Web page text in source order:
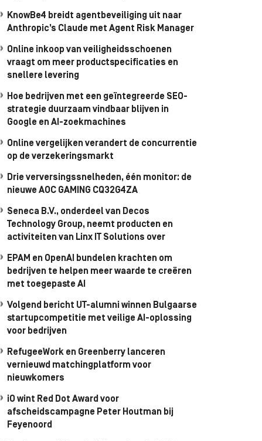
KnowBe4 breidt agentbeveiliging uit naar
Anthropic’s Claude met Agent Risk Manager
Online inkoop van veiligheidsschoenen
vraagt om meer productspecificaties en
snellere levering
Hoe bedrijven met een geïntegreerde SEO-
strategie duurzaam vindbaar blijven in
Google en AI-zoekmachines
Online vergelijken verandert de concurrentie
op de verzekeringsmarkt
Drie verversingssnelheden, één monitor: de
nieuwe AOC GAMING CQ32G4ZA
Seneca B.V., onderdeel van Decos
Technology Group, neemt producten en
activiteiten van Linx IT Solutions over
EPAM en OpenAI bundelen krachten om
bedrijven te helpen meer waarde te creëren
met toegepaste AI
Volgend bericht UT-alumni winnen Bulgaarse
startupcompetitie met veilige AI-oplossing
voor bedrijven
RefugeeWork en Greenberry lanceren
vernieuwd matchingplatform voor
nieuwkomers
iO wint Red Dot Award voor
afscheidscampagne Peter Houtman bij
Feyenoord